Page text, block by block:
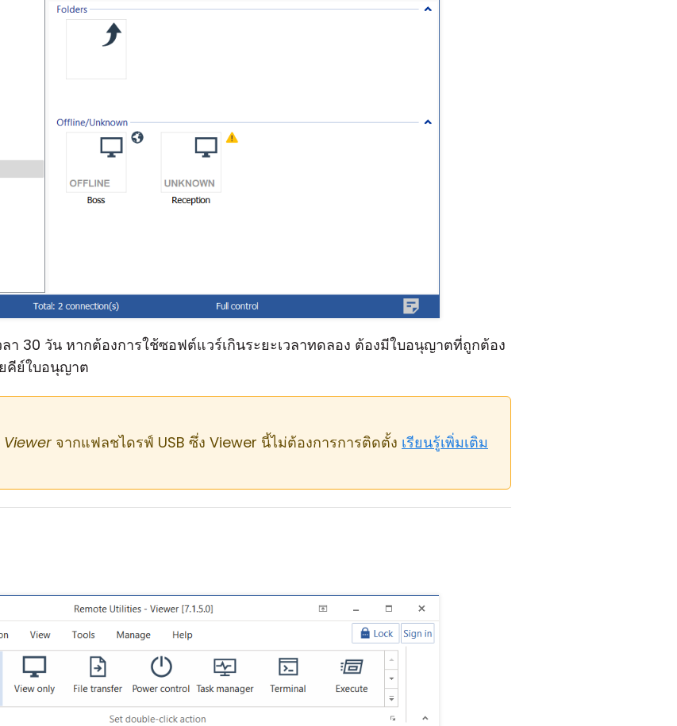
า 30 วัน หากต้องการใช้ซอฟต์แวร์เกินระยะเวลาทดลอง ต้องมีใบอนุญาตที่ถูกต้อง
คีย์ใบอนุญาต
จากแฟลชไดรฟ์ USB ซึ่ง Viewer นี้ไม่ต้องการการติดตั้ง เรียนรู้เพิ่มเติม